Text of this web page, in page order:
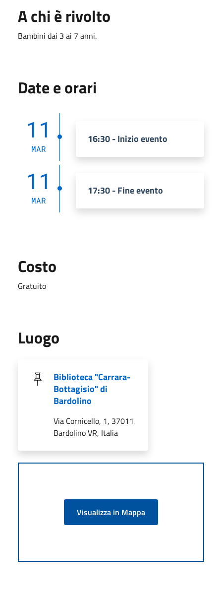
A chi è rivolto
Bambini dai 3 ai 7 anni.
Date e orari
11
MAR
16:30 - Inizio evento
11
MAR
17:30 - Fine evento
Costo
Gratuito
Luogo
Biblioteca "Carrara-
Bottagisio" di
Bardolino
Via Cornicello, 1, 37011
Bardolino VR, Italia
Visualizza in Mappa